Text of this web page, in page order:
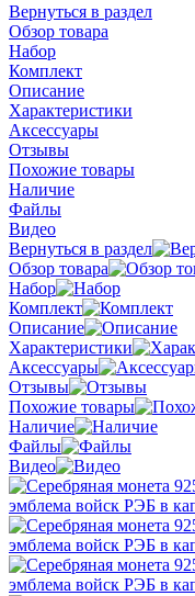
Вернуться в раздел
Обзор товара
Набор
Комплект
Описание
Характеристики
Аксессуары
Отзывы
Похожие товары
Наличие
Файлы
Видео
Вернуться в раздел
Обзор товара
Набор
Комплект
Описание
Характеристики
Аксессуары
Отзывы
Похожие товары
Наличие
Файлы
Видео